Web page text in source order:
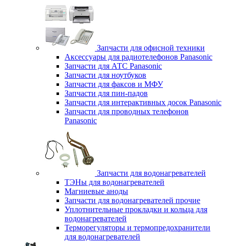
Запчасти для офисной техники
Аксессуары для радиотелефонов Panasonic
Запчасти для АТС Panasonic
Запчасти для ноутбуков
Запчасти для факсов и МФУ
Запчасти для пин-падов
Запчасти для интерактивных досок Panasonic
Запчасти для проводных телефонов
Panasonic
Запчасти для водонагревателей
ТЭНы для водонагревателей
Магниевые аноды
Запчасти для водонагревателей прочие
Уплотнительные прокладки и кольца для
водонагревателей
Терморегуляторы и термопредохранители
для водонагревателей